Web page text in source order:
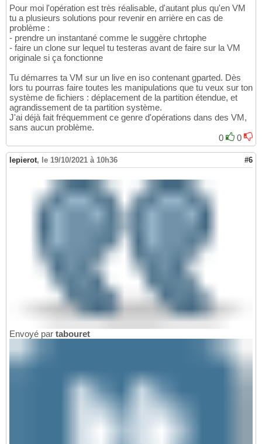
Pour moi l'opération est très réalisable, d'autant plus qu'en VM
tu a plusieurs solutions pour revenir en arrière en cas de
problème :
- prendre un instantané comme le suggère chrtophe
- faire un clone sur lequel tu testeras avant de faire sur la VM
originale si ça fonctionne
Tu démarres ta VM sur un live en iso contenant gparted. Dès
lors tu pourras faire toutes les manipulations que tu veux sur ton
système de fichiers : déplacement de la partition étendue, et
agrandissement de ta partition système.
J'ai déjà fait fréquemment ce genre d'opérations dans des VM,
sans aucun problème.
0
0
lepierot, le 19/10/2021 à 10h36 #6
Envoyé par tabouret